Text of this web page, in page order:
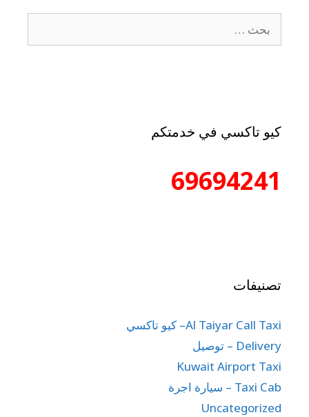
كيو تاكسي في خدمتكم
69694241
تصنيفات
Al Taiyar Call Taxi– كيو تاكسي
Delivery – توصيل
Kuwait Airport Taxi
Taxi Cab – سيارة اجرة
Uncategorized